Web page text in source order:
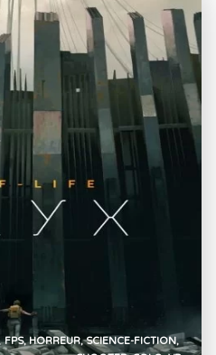
FPS HORREUR SCIENCE-FICTION